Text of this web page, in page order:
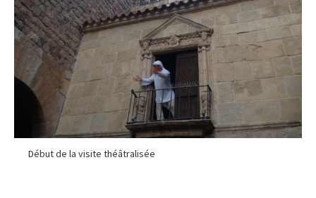
Début de la visite théâtralisée